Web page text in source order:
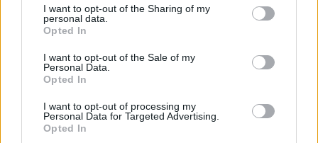
not limited to your visit or usage behaviour. You may click to
grant or deny consent to Google and its third-party tags to
use your data for below specified purposes in below Google
consent section.
I want to opt-out of the Sharing of my
personal data.
Opted In
I want to opt-out of the Sale of my
Personal Data.
Opted In
I want to opt-out of processing my
Personal Data for Targeted Advertising.
Opted In